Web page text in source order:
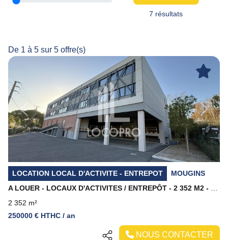
7 résultats
De 1 à 5 sur 5 offre(s)
Previous Next
LOCATION LOCAL D'ACTIVITE - ENTREPOT
MOUGINS
2 352 m²
250000 € HTHC / an
NOUS CONTACTER